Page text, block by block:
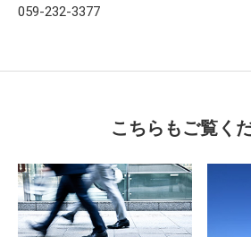
059-232-3377
こちらもご覧く